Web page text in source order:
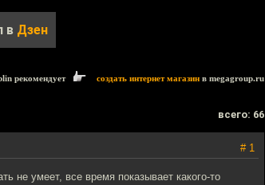
в Дзен
рекомендует создать интернет магазин в megagroup.ru
всего: 66
# 1
не умеет, все время показывает какого-то